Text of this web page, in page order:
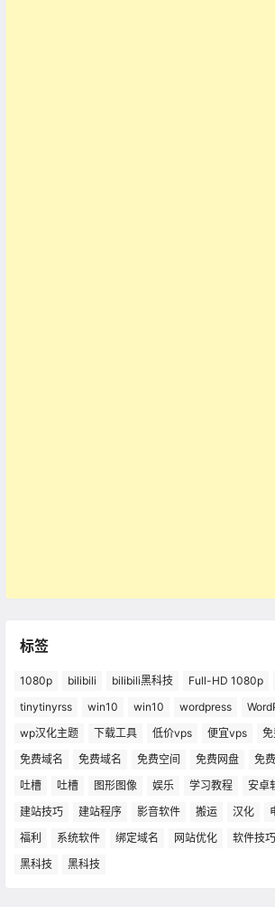
标签
1080p bilibili bilibili黑科技 Full-HD 1080p
tinytinyrss
win10 win10 wordpress
wp汉化主题
下载工具 低价vps 便宜vps
免费域名
免费域名 免费空间 免费网盘 免
吐槽
吐槽 图形图像 娱乐 学习教程 安卓
建站技巧
建站程序 影音软件 搬运 汉化
福利
系统软件 绑定域名 网站优化 软件技巧
黑科技
黑科技